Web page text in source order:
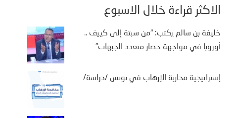
الأكثر قراءة خلال الأسبوع
خليفة بن سالم يكتب: “من سبتة إلى كييف ..
أوروبا في مواجهة حصار متعدد الجبهات”
إستراتيجية محاربة الإرهاب في تونس /دراسة/